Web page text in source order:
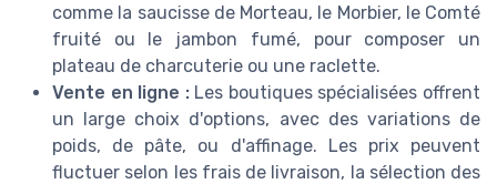
comme la saucisse de Morteau, le Morbier, le Comté
fruité ou le jambon fumé, pour composer un
plateau de charcuterie ou une raclette.
Vente en ligne :Les boutiques spécialisées offrent
un large choix d'options, avec des variations de
poids, de pâte, ou d'affinage. Les prix peuvent
fluctuer selon les frais de livraison, la sélection des